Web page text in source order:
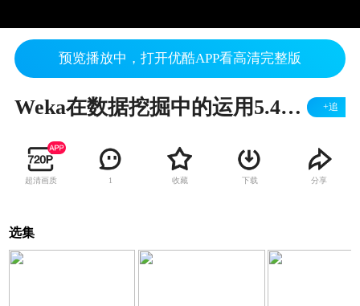
预览播放中，打开优酷APP看高清完整版
Weka在数据挖掘中的运用5.4（英文字幕) +追
超清画质 1 收藏 下载 分享
选集